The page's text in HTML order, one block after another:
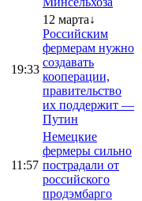
19:33
12 марта↓
Российским
фермерам нужно
создавать
кооперации,
правительство
их поддержит —
Путин
11:57
Немецкие
фермеры сильно
пострадали от
российского
продэмбарго